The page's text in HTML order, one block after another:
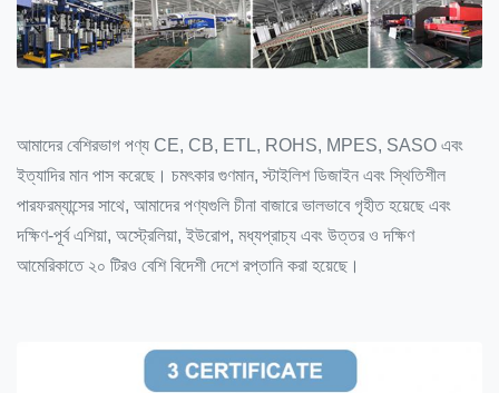
আমাদের বেশিরভাগ পণ্য CE, CB, ETL, ROHS, MPES, SASO এবং
ইত্যাদির মান পাস করেছে। চমৎকার গুণমান, স্টাইলিশ ডিজাইন এবং স্থিতিশীল
পারফরম্যান্সের সাথে, আমাদের পণ্যগুলি চীনা বাজারে ভালভাবে গৃহীত হয়েছে এবং
দক্ষিণ-পূর্ব এশিয়া, অস্ট্রেলিয়া, ইউরোপ, মধ্যপ্রাচ্য এবং উত্তর ও দক্ষিণ
আমেরিকাতে ২০ টিরও বেশি বিদেশী দেশে রপ্তানি করা হয়েছে।